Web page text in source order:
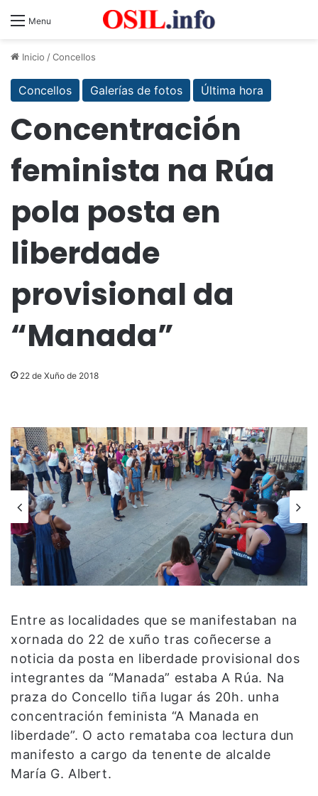
Menu
Inicio /Concellos
Concellos Galerías de fotos Última hora
Concentración
feminista na Rúa
pola posta en
liberdade
provisional da
“Manada”
22 de Xuño de 2018
Entre as localidades que se manifestaban na
xornada do 22 de xuño tras coñecerse a
noticia da posta en liberdade provisional dos
integrantes da “Manada” estaba A Rúa. Na
praza do Concello tiña lugar ás 20h. unha
concentración feminista “A Manada en
liberdade”. O acto remataba coa lectura dun
manifesto a cargo da tenente de alcalde
María G. Albert.